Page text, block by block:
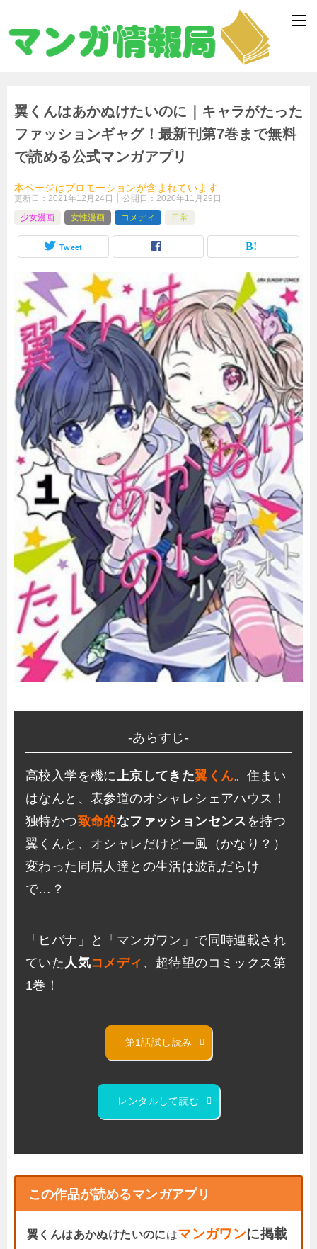
翼くんはあかぬけたいのに｜キャラがたった
ファッションギャグ！最新刊第7巻まで無料
で読める公式マンガアプリ
本ページはプロモーションが含まれています
更新日： 2021年12月24日 公開日： 2020年11月29日
少女漫画
女性漫画 コメディ 日常
Tweet
-あらすじ-
高校入学を機に 上京してきた翼くん。住まい
はなんと、表参道のオシャレシェアハウス！
独特かつ致命的なファッションセンス を持つ
翼くんと、オシャレだけど一風（かなり？）
変わった同居人達との生活は波乱だらけ
で…？
「ヒバナ」と「マンガワン」で同時連載され
ていた 人気コメディ 、超待望のコミックス第
1巻！
第1話試し読み
レンタルして読む
この作品が読めるマンガアプリ
翼くんはあかぬけたいのにはマンガワンに掲載